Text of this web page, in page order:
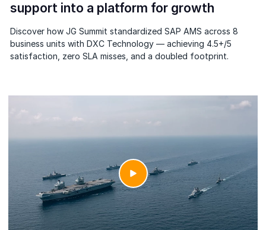
support into a platform for growth
Discover how JG Summit standardized SAP AMS across 8
business units with DXC Technology — achieving 4.5+/5
satisfaction, zero SLA misses, and a doubled footprint.